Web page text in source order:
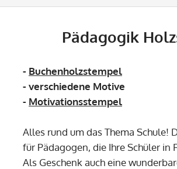
Pädagogik
- Buchenholzstempel
- verschiedene Motive
- Motivationsstempel
Alles rund um das Thema Schule!
für Pädagogen, die Ihre Schüler
Als Geschenk auch eine